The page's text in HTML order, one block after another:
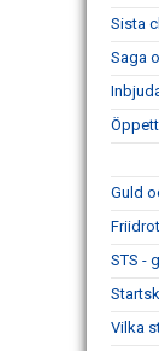
Sista
Saga
Guld
STS -
Vilka